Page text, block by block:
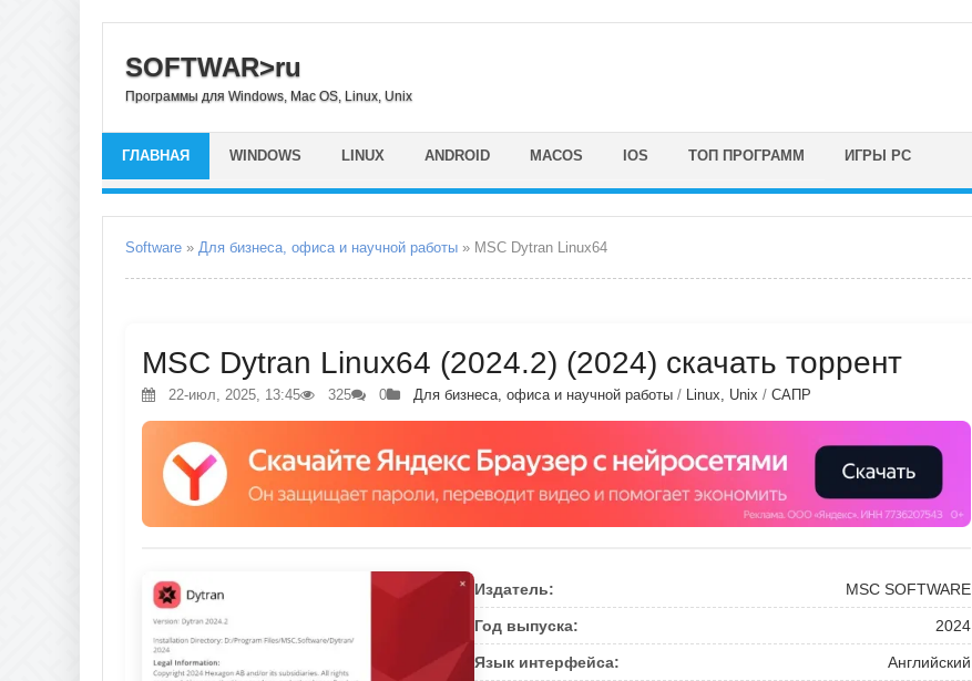
SOFTWAR>ru
Программы для Windows, Mac OS, Linux, Unix
ГЛАВНАЯ WINDOWS LINUX ANDROID MACOS IOS ТОП ПРОГРАММ ИГРЫ PC
Software » Для бизнеса, офиса и научной работы » MSC Dytran Linux64
MSC Dytran Linux64 (2024.2) (2024) скачать торрент
22-июл, 2025, 13:45 325 0 Для бизнеса, офиса и научной работы / Linux, Unix / САПР
Издатель: MSC SOFTWARE
Год выпуска: 2024
Язык интерфейса: Английский